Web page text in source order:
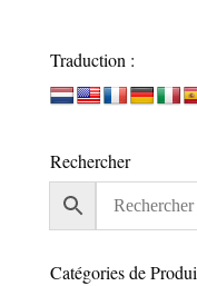
Traduction :
Rechercher
Catégories de